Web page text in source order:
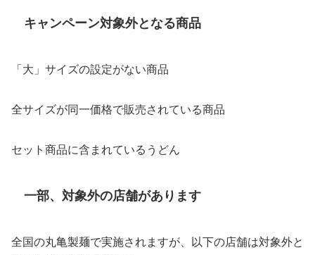
キャンペーン対象外となる商品
「大」サイズの設定がない商品
全サイズが同一価格で販売されている商品
セット商品に含まれているうどん
一部、対象外の店舗があります
全国の丸亀製麺で実施されますが、以下の店舗は対象外と